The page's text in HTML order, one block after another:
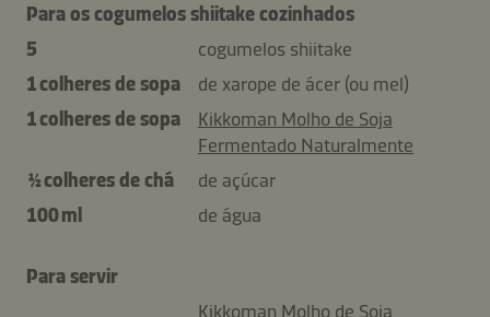
Para os cogumelos shiitake cozinhados
5
cogumelos shiitake
1 colheres de sopa
de xarope de ácer (ou mel)
1 colheres de sopa
Kikkoman Molho de Soja
Fermentado Naturalmente
½ colheres de chá
de açúcar
100 ml
de água
Para servir
Kikkoman Molho de Soja